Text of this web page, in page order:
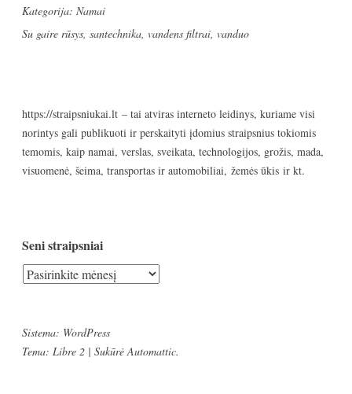
Kategorija: Namai
Su gaire rūsys santechnika vandens filtrai vanduo
https://straipsniukai.lt – tai atviras interneto leidinys, kuriame visi
norintys gali publikuoti ir perskaityti įdomius straipsnius tokiomis
temomis, kaip namai, verslas, sveikata, technologijos, grožis, mada,
visuomenė, šeima, transportas ir automobiliai, žemės ūkis ir kt.
Seni straipsniai
Seni
Sistema: WordPress
Tema: Libre 2 | SukūrėAutomattic.